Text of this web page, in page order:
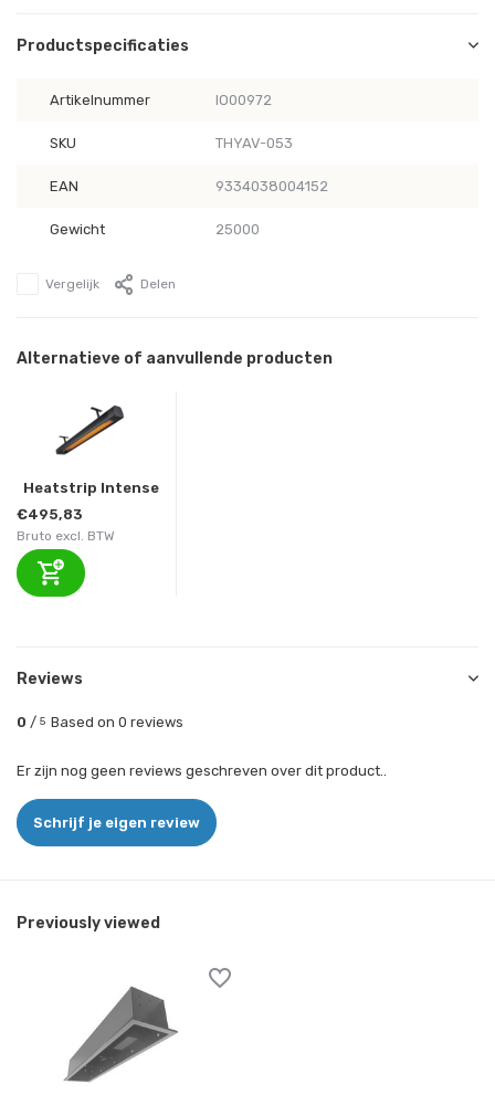
Productspecificaties
Artikelnummer IO00972
SKU THYAV-053
EAN 9334038004152
Gewicht 25000
Vergelijk Delen
Alternatieve of aanvullende producten
Heatstrip Intense
€495,83
Bruto excl. BTW
Reviews
0 / 5 Based on 0 reviews
Er zijn nog geen reviews geschreven over dit product..
Schrijf je eigen review
Previously viewed